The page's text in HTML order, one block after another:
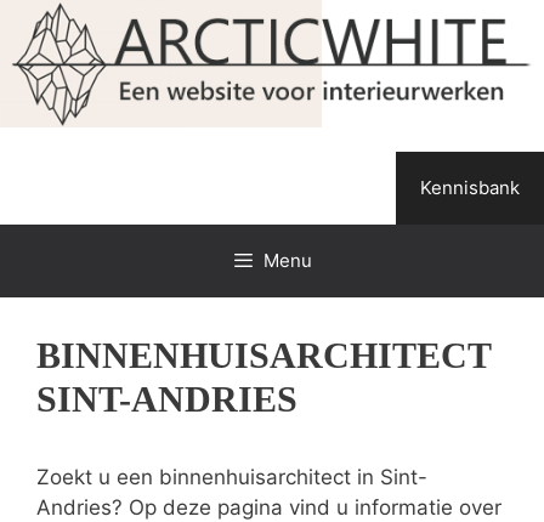
Spring
naar
de
inhoud
Kennisbank
Menu
BINNENHUISARCHITECT
SINT-ANDRIES
Zoekt u een binnenhuisarchitect in Sint-
Andries? Op deze pagina vind u informatie over